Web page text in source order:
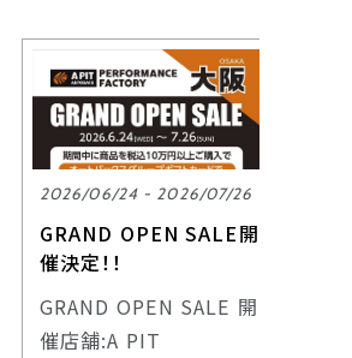
2026/06/24 - 2026/07/26
GRAND OPEN SALE開
催決定！！
GRAND OPEN SALE 開
催店舗:A PIT